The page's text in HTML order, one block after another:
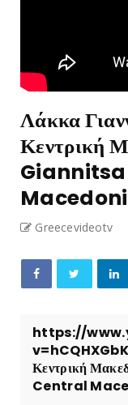
Λάκκα
Κεντρική
Greecevideotv
https://
Κεντρική
Central